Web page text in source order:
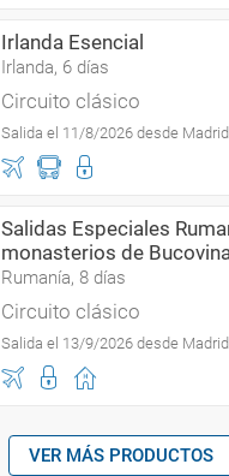
Irlanda Esencial
Irlanda, 6 días
Circuito clásico
Salida el 11/8/2026 desde Madrid
Salidas Especiales
monasterios de
Rumanía, 8 días
Circuito clásico
Salida el 13/9/2026 desde Madrid
VER MÁS PRODUCTOS